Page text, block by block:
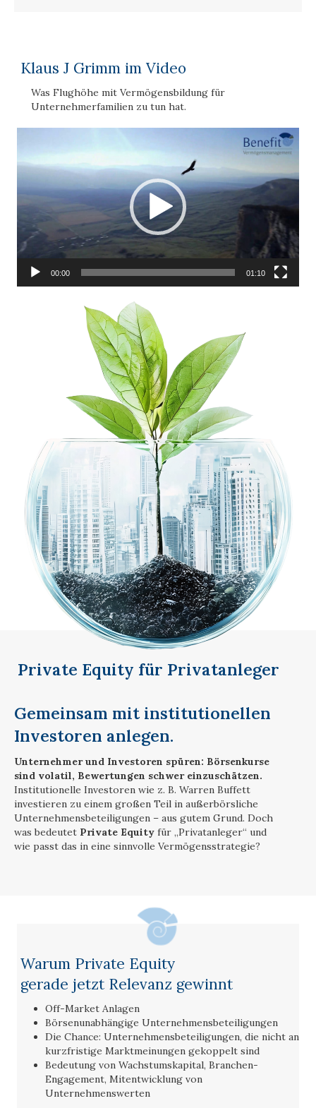
Klaus J Grimm im Video
Was Flughöhe mit Vermögensbildung für
Unternehmerfamilien zu tun hat.
00:00 01:10
Private Equity für Privatanleger
Gemeinsam mit institutionellen
Investoren anlegen.
Unternehmer und Investoren spüren: Börsenkurse
sind volatil, Bewertungen schwer einzuschätzen.
Institutionelle Investoren wie z. B. Warren Buffett
investieren zu einem großen Teil in außerbörsliche
Unternehmensbeteiligungen – aus gutem Grund. Doch
was bedeutet Private Equity für „Privatanleger“ und
wie passt das in eine sinnvolle Vermögensstrategie?
Warum Private Equity
gerade jetzt Relevanz gewinnt
Off-Market Anlagen
Börsenunabhängige Unternehmensbeteiligungen
Die Chance: Unternehmensbeteiligungen, die nicht an
kurzfristige Marktmeinungen gekoppelt sind
Bedeutung von Wachstumskapital, Branchen-
Engagement, Mitentwicklung von
Unternehmenswerten